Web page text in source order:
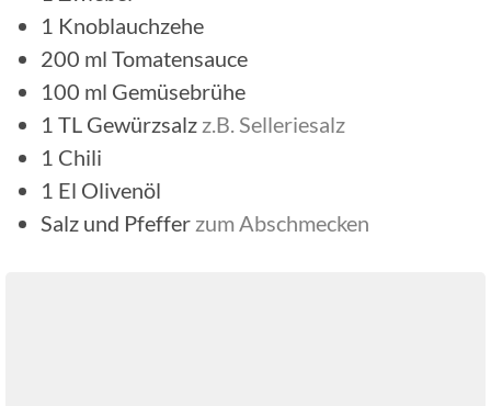
1 Knoblauchzehe
200 ml Tomatensauce
100 ml Gemüsebrühe
1 TL Gewürzsalz z.B. Selleriesalz
1 Chili
1 El Olivenöl
Salz und Pfeffer zum Abschmecken